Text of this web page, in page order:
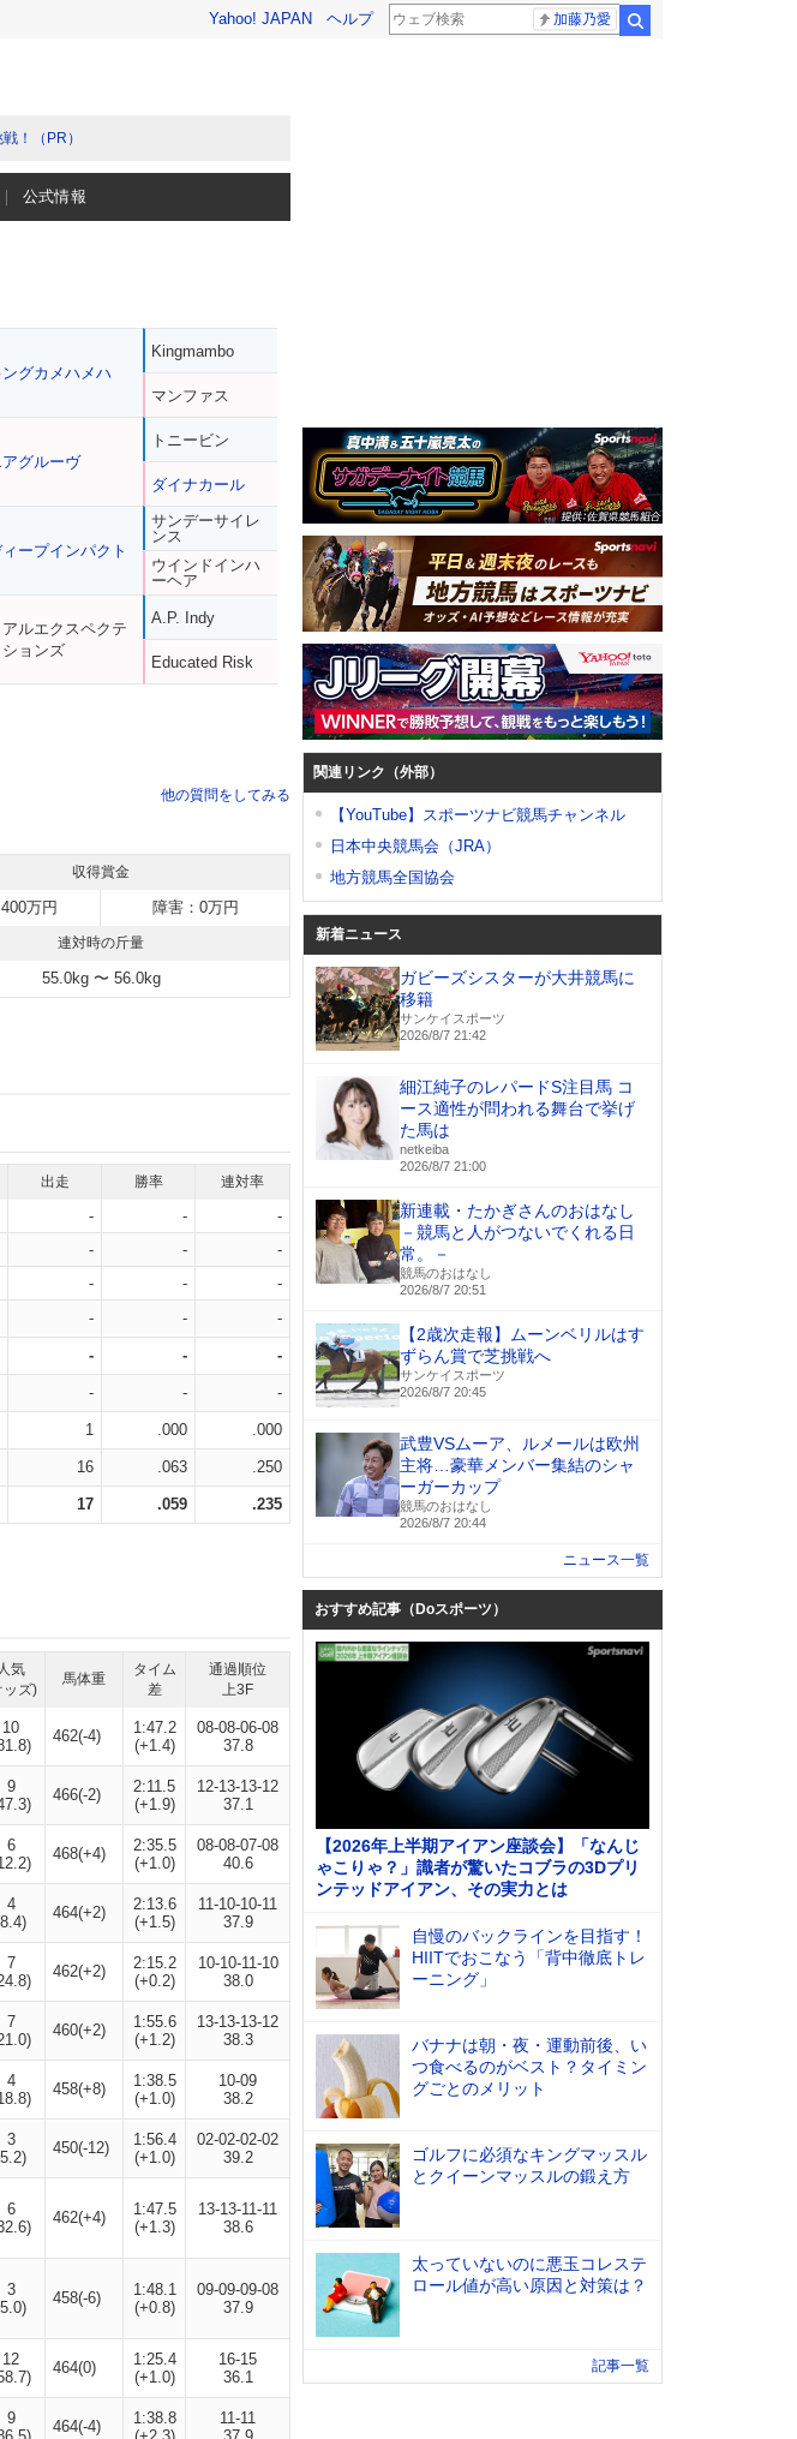
Yahoo! JAPAN ヘルプ 加藤乃愛
！（PR）
公式情報
ングカメハメハ
アグルーヴ
ープインパクト
アルエクスペクテ
ションズ
Kingmambo
マンファス
トニービン
ダイナカール
サンデーサイレ
ンス
ウインドインハ
ーヘア
A.P. Indy
Educated Risk
他の質問をしてみる
収得賞金
万円 障害：0万円
連対時の斤量
55.0kg 〜 56.0kg
出走 勝率 連対率
- -
-
- -
-
- -
-
- - -
- - -
- - -
1 .000 .000
16 .063 .250
17 .059 .235
人気
ッズ)
馬体重
タイム
差
通過順位
上3F
10
462(-4)
1:47.2
(+1.4)
08-08-06-08
37.8
9
466(-2)
2:11.5
(+1.9)
12-13-13-12
37.1
6
468(+4)
2:35.5
(+1.0)
08-08-07-08
40.6
4
464(+2)
2:13.6
(+1.5)
11-10-10-11
37.9
7
462(+2)
2:15.2
(+0.2)
10-10-11-10
38.0
7
460(+2)
1:55.6
(+1.2)
13-13-13-12
38.3
4
458(+8)
1:38.5
(+1.0)
10-09
38.2
3
450(-12)
1:56.4
(+1.0)
02-02-02-02
39.2
6
462(+4)
1:47.5
(+1.3)
13-13-11-11
38.6
3
458(-6)
1:48.1
(+0.8)
09-09-09-08
37.9
12
464(0)
1:25.4
(+1.0)
16-15
36.1
9
464(-4)
1:38.8
11-11
関連リンク（外部）
【YouTube】スポーツナビ競馬チャンネル
日本中央競馬会（JRA）
地方競馬全国協会
新着ニュース
ガビーズシスターが大井競馬に
移籍
サンケイスポーツ
2026/8/7 21:42
細江純子のレパードS注目馬 コ
ース適性が問われる舞台で挙げ
た馬は
netkeiba
2026/8/7 21:00
新連載・たかぎさんのおはなし
－競馬と人がつないでくれる日
常。－
競馬のおはなし
2026/8/7 20:51
【2歳次走報】ムーンベリルはす
ずらん賞で芝挑戦へ
サンケイスポーツ
2026/8/7 20:45
武豊VSムーア、ルメールは欧州
主将…豪華メンバー集結のシャ
ーガーカップ
競馬のおはなし
2026/8/7 20:44
ニュース一覧
おすすめ記事（Doスポーツ）
【2026年上半期アイアン座談会】「なんじ
ゃこりゃ？」識者が驚いたコブラの3Dプリ
ンテッドアイアン、その実力とは
自慢のバックラインを目指す！
HIITでおこなう「背中徹底トレ
ーニング」
バナナは朝・夜・運動前後、い
つ食べるのがベスト？タイミン
グごとのメリット
ゴルフに必須なキングマッスル
とクイーンマッスルの鍛え方
太っていないのに悪玉コレステ
ロール値が高い原因と対策は？
記事一覧